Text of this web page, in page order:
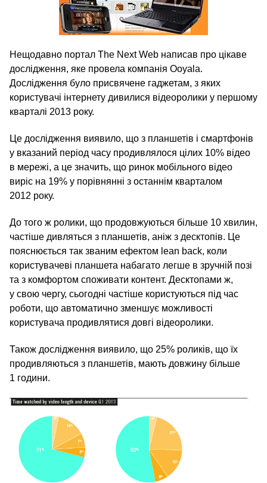
Нещодавно портал The Next Web написав про цікаве
дослідження, яке провела компанія Ooyala.
Дослідження було присвячене гаджетам, з яких
користувачі інтернету дивилися відеоролики у першому
кварталі 2013 року.
Це дослідження виявило, що з планшетів і смартфонів
у вказаний період часу продивлялося цілих 10% відео
в мережі, а це значить, що ринок мобільного відео
виріс на 19% у порівнянні з останнім кварталом
2012 року.
До того ж ролики, що продовжуються більше 10 хвилин,
частіше дивляться з планшетів, аніж з десктопів. Це
пояснюється так званим ефектом lean back, коли
користувачеві планшета набагато легше в зручній позі
та з комфортом споживати контент. Десктопами ж,
у свою чергу, сьогодні частіше користуються під час
роботи, що автоматично зменшує можливості
користувача продивлятися довгі відеоролики.
Також дослідження виявило, що 25% роликів, що їх
продивляються з планшетів, мають довжину більше
1 години.